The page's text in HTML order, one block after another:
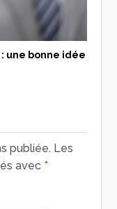
une bonne idée
publiée. Les
avec *